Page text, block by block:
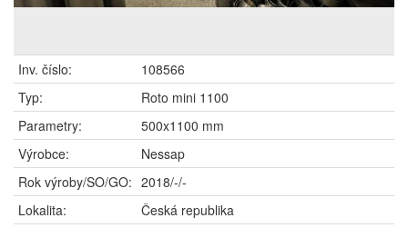
Inv. číslo:
108566
Typ:
Roto mini 1100
Parametry:
500x1100 mm
Výrobce:
Nessap
Rok výroby/SO/GO: 2018/-/-
Lokalita:
Česká republika